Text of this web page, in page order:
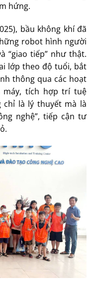
hứng.
bầu không khí đã
robot hình người
“giao tiếp” như thật.
lớp theo độ tuổi, bắt
thông qua các hoạt
máy, tích hợp trí tuệ
là lý thuyết mà là
nghệ”, tiếp cận tư